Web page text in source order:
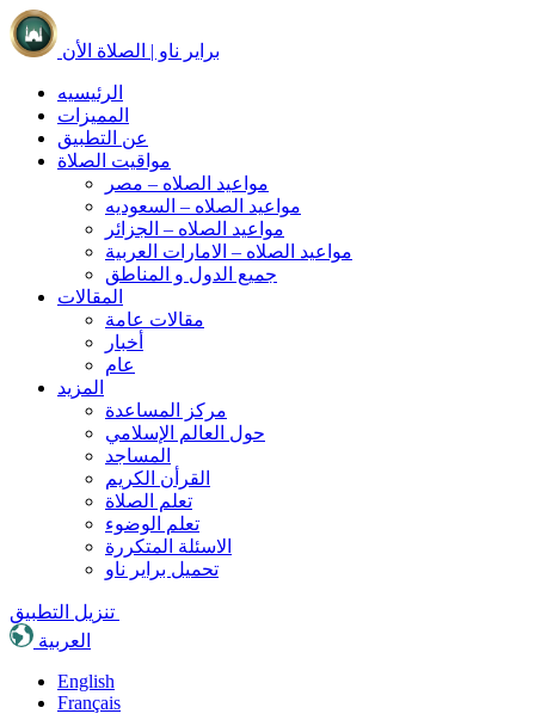
براير ناو | الصلاة الأن
الرئيسيه
المميزات
عن التطبيق
مواقيت الصلاة
مواعيد الصلاه – مصر
مواعيد الصلاه – السعوديه
مواعيد الصلاه – الجزائر
مواعيد الصلاه – الامارات العربية
جميع الدول و المناطق
المقالات
مقالات عامة
أخبار
عام
المزيد
مركز المساعدة
حول العالم الإسلامي
المساجد
القرأن الكريم
تعلم الصلاة
تعلم الوضوء
الاسئلة المتكررة
تحميل براير ناو
العربية
English
Français